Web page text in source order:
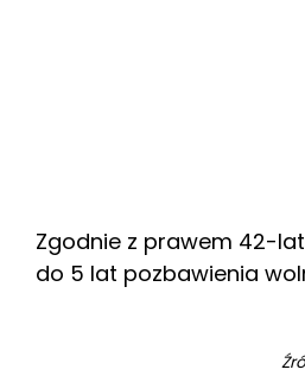
Zgodnie z prawem 42-
do 5 lat pozbawienia